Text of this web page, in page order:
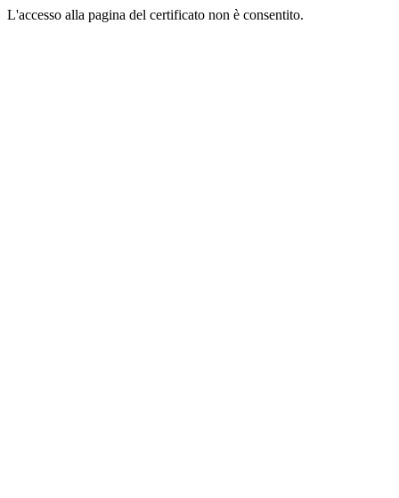
L'accesso alla pagina del certificato non è consentito.